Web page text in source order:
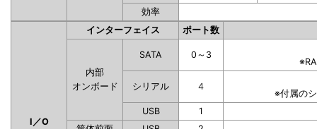
効率
I／O
インターフェイス ポート数
内部
オンボード
SATA 0～3
シリアル 4
※付属の
USB
1